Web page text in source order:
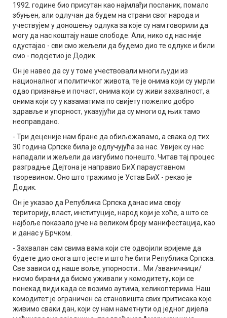
1992. године био присутан као најмлађи посланик, помало
збуњен, али одлучан да будем на страни свог народа и
учествујем у доношењу одлука за које су нам говорили да
могу да нас коштају наше слободе. Али, нико од нас није
одустајао - сви смо жељели да будемо дио те одлуке и били
смо - подсјетио је Додик.
Он је навео да су у томе учествовали многи људи из
националног и политичког живота, те је онима који су умрли
одао признање и почаст, онима који су живи захвалност, а
онима који су у казаматима по свијету пожелио добро
здравље и упорност, указујући да су многи од њих тамо
неоправдано.
- Три деценије нам бране да обиљежавамо, а свака од тих
30 година Српске била је одлучујућа за нас. Увијек су нас
нападали и жељели да изгубимо понешто. Читав тај процес
разградње Дејтона је направио БиХ парауставном
творевином. Оно што тражимо је Устав БиХ - рекао је
Додик.
Он је указао да Република Српска данас има своју
територију, власт, институције, народ који је хоће, а што се
најбоље показало јуче на великом броју манифестација, као
и данас у Брчком.
- Захвалан сам свима вама који сте одвојили вријеме да
будете дио онога што јесте и што ће бити Република Српска.
Све зависи од наше воље, упорности... Ми /званичници/
нисмо бирани да бисмо уживали у комодитету, који се
понекад види када се возимо аутима, хеликоптерима. Наш
комодитет је ограничен са становишта свих притисака које
живимо сваки дан, који су нам наметнути од једног дијела